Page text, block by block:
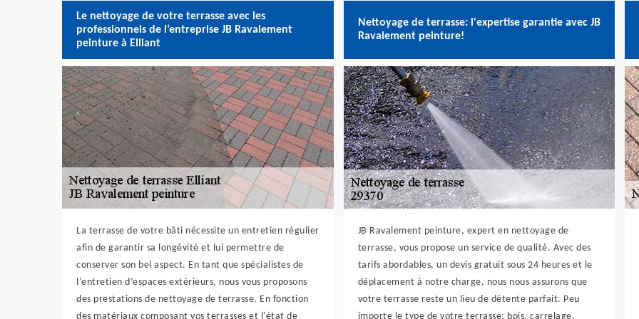
Le nettoyage de votre terrasse avec les
professionnels de l’entreprise JB Ravalement
peinture à Elliant
La terrasse de votre bâti nécessite un entretien régulier
afin de garantir sa longévité et lui permettre de
conserver son bel aspect. En tant que spécialistes de
l'entretien d’espaces extérieurs, nous vous proposons
des prestations de nettoyage de terrasse. En fonction
des matériaux composant vos terrasses et l'état de
Nettoyage de terrasse: l'expertise garantie avec JB
Ravalement peinture!
JB Ravalement peinture, expert en nettoyage de
terrasse, vous propose un service de qualité. Avec des
tarifs abordables, un devis gratuit sous 24 heures et le
déplacement à notre charge, nous nous assurons que
votre terrasse reste un lieu de détente parfait. Peu
importe le type de votre terrasse: bois, carrelage,